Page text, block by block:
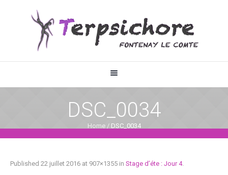
DSC_0034
Home / DSC_0034
Published 22 juillet 2016 at 907×1355 in Stage d’éte : Jour 4.